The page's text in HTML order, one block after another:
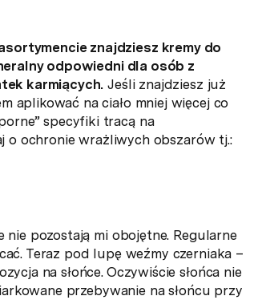
znajdziesz kremy do
odpowiedni dla osób z
karmiących. Jeśli znajdziesz już
aplikować na ciało mniej więcej co
specyfiki tracą na
o ochronie wrażliwych obszarów tj.:
pozostają mi obojętne. Regularne
Teraz pod lupę weźmy czerniaka –
na słońce. Oczywiście słońca nie
przebywanie na słońcu przy